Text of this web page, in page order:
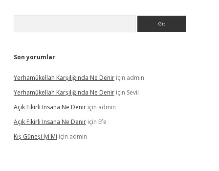
Son yorumlar
Yerhamükellah Karşılığında Ne Denir için admin
Yerhamükellah Karşılığında Ne Denir için Sevil
Açık Fikirli Insana Ne Denir için admin
Açık Fikirli Insana Ne Denir için Efe
Kış Güneşi Iyi Mi için admin